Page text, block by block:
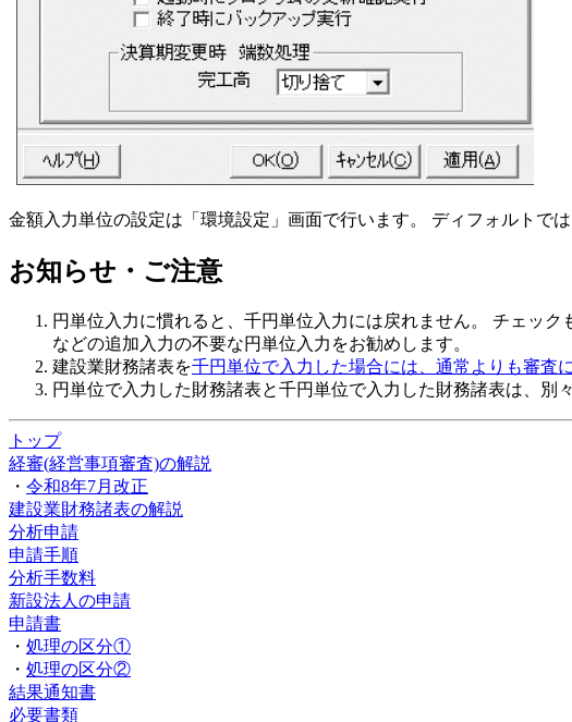
金額入力単位の設定は「環境設定」画面で行います。 ディフォルトで
お知らせ・ご注意
円単位入力に慣れると、千円単位入力には戻れません。 チェック
などの追加入力の不要な円単位 入力をお勧めします。
建設業財務諸表を千円単位で入力した場合には、通常よりも審査
円単位で入力した財務諸表と千円単位で入力した財務諸表は、別
トップ
経審(経営事項審査)の解説
・ 令和8年7月改正
建設業財務諸表の解説
分析申請
申請手順
分析手数料
新設法人の申請
申請書
・ 処理の区分①
・ 処理の区分②
結果通知書
必要書類